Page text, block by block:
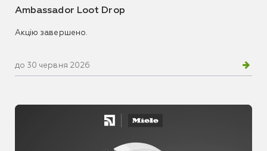
Ambassador Loot Drop
Акцію завершено.
до 30 червня 2026